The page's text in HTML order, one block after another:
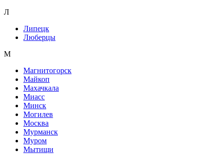
Л
Липецк
Люберцы
М
Магнитогорск
Майкоп
Махачкала
Миасс
Минск
Могилев
Москва
Мурманск
Муром
Мытищи